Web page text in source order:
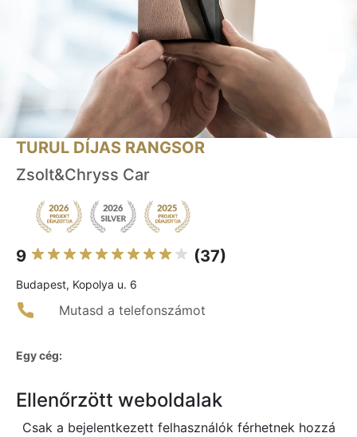
TURUL DÍJAS RANGSOR
Zsolt&Chryss Car
9 (37)
Budapest, Kopolya u. 6
Mutasd a telefonszámot
Egy cég:
Ellenőrzött weboldalak
Csak a bejelentkezett felhasználók férhetnek hozzá